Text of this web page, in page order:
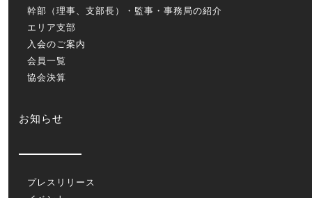
幹部（理事、支部長）・監事・事務局の紹介
エリア支部
入会のご案内
会員一覧
協会決算
お知らせ
プレスリリース